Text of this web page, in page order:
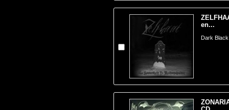
en...
Dark